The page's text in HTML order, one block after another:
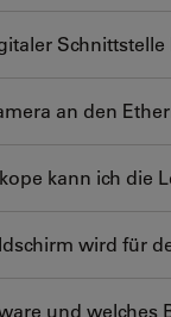
Schnittstelle
an den
kann ich die
wird für
und welches